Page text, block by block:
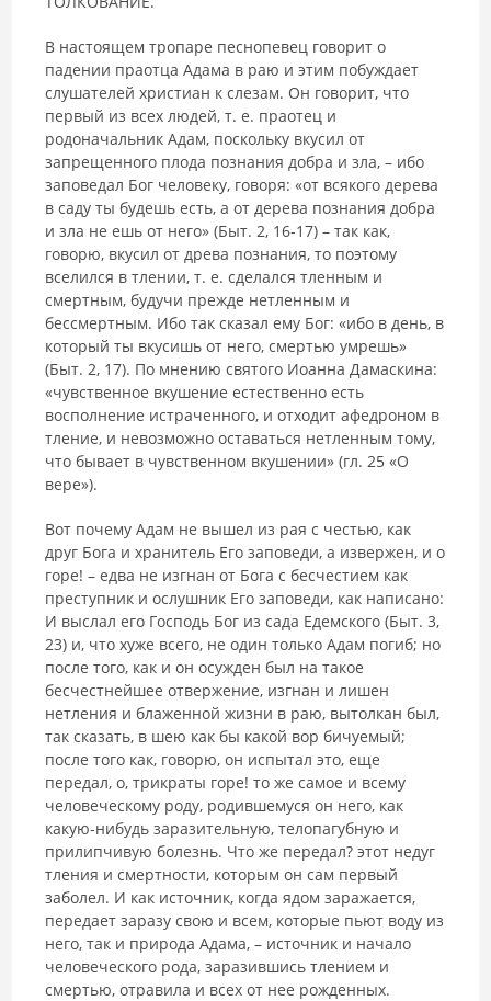
В настоящем тропаре песнопевец говорит о
падении праотца Адама в раю и этим побуждает
слушателей христиан к слезам. Он говорит, что
первый из всех людей, т. е. праотец и
родоначальник Адам, поскольку вкусил от
запрещенного плода познания добра и зла, – ибо
заповедал Бог человеку, говоря: «от всякого дерева
в саду ты будешь есть, а от дерева познания добра
и зла не ешь от него» (Быт. 2, 16-17) – так как,
говорю, вкусил от древа познания, то поэтому
вселился в тлении, т. е. сделался тленным и
смертным, будучи прежде нетленным и
бессмертным. Ибо так сказал ему Бог: «ибо в день, в
который ты вкусишь от него, смертью умрешь»
(Быт. 2, 17). По мнению святого Иоанна Дамаскина:
«чувственное вкушение естественно есть
восполнение истраченного, и отходит афедроном в
тление, и невозможно оставаться нетленным тому,
что бывает в чувственном вкушении» (гл. 25 «О
вере»).
Вот почему Адам не вышел из рая с честью, как
друг Бога и хранитель Его заповеди, а извержен, и о
горе! – едва не изгнан от Бога с бесчестием как
преступник и ослушник Его заповеди, как написано:
И выслал его Господь Бог из сада Едемского (Быт. 3,
23) и, что хуже всего, не один только Адам погиб; но
после того, как и он осужден был на такое
бесчестнейшее отвержение, изгнан и лишен
нетления и блаженной жизни в раю, вытолкан был,
так сказать, в шею как бы какой вор бичуемый;
после того как, говорю, он испытал это, еще
передал, о, трикраты горе! то же самое и всему
человеческому роду, родившемуся он него, как
какую-нибудь заразительную, телопагубную и
прилипчивую болезнь. Что же передал? этот недуг
тления и смертности, которым он сам первый
заболел. И как источник, когда ядом заражается,
передает заразу свою и всем, которые пьют воду из
него, так и природа Адама, – источник и начало
человеческого рода, заразившись тлением и
смертью, отравила и всех от нее рожденных.